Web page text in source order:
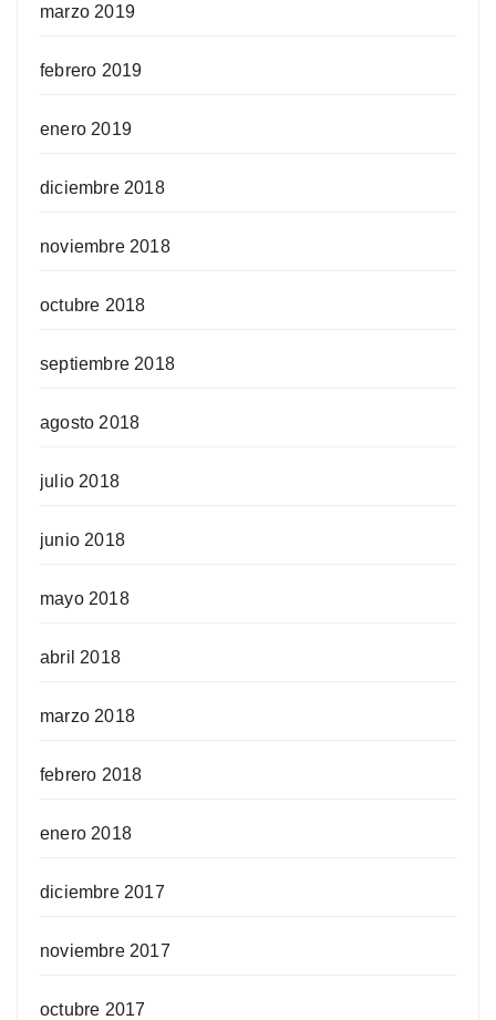
marzo 2019
febrero 2019
enero 2019
diciembre 2018
noviembre 2018
octubre 2018
septiembre 2018
agosto 2018
julio 2018
junio 2018
mayo 2018
abril 2018
marzo 2018
febrero 2018
enero 2018
diciembre 2017
noviembre 2017
octubre 2017